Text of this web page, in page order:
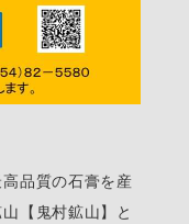
品質の石膏を産
【鬼村鉱山】と